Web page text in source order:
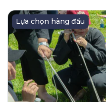
Lựa chọn hàng đầu